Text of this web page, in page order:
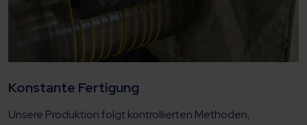
Konstante Fertigung
Unsere Produktion folgt kontrollierten Methoden,